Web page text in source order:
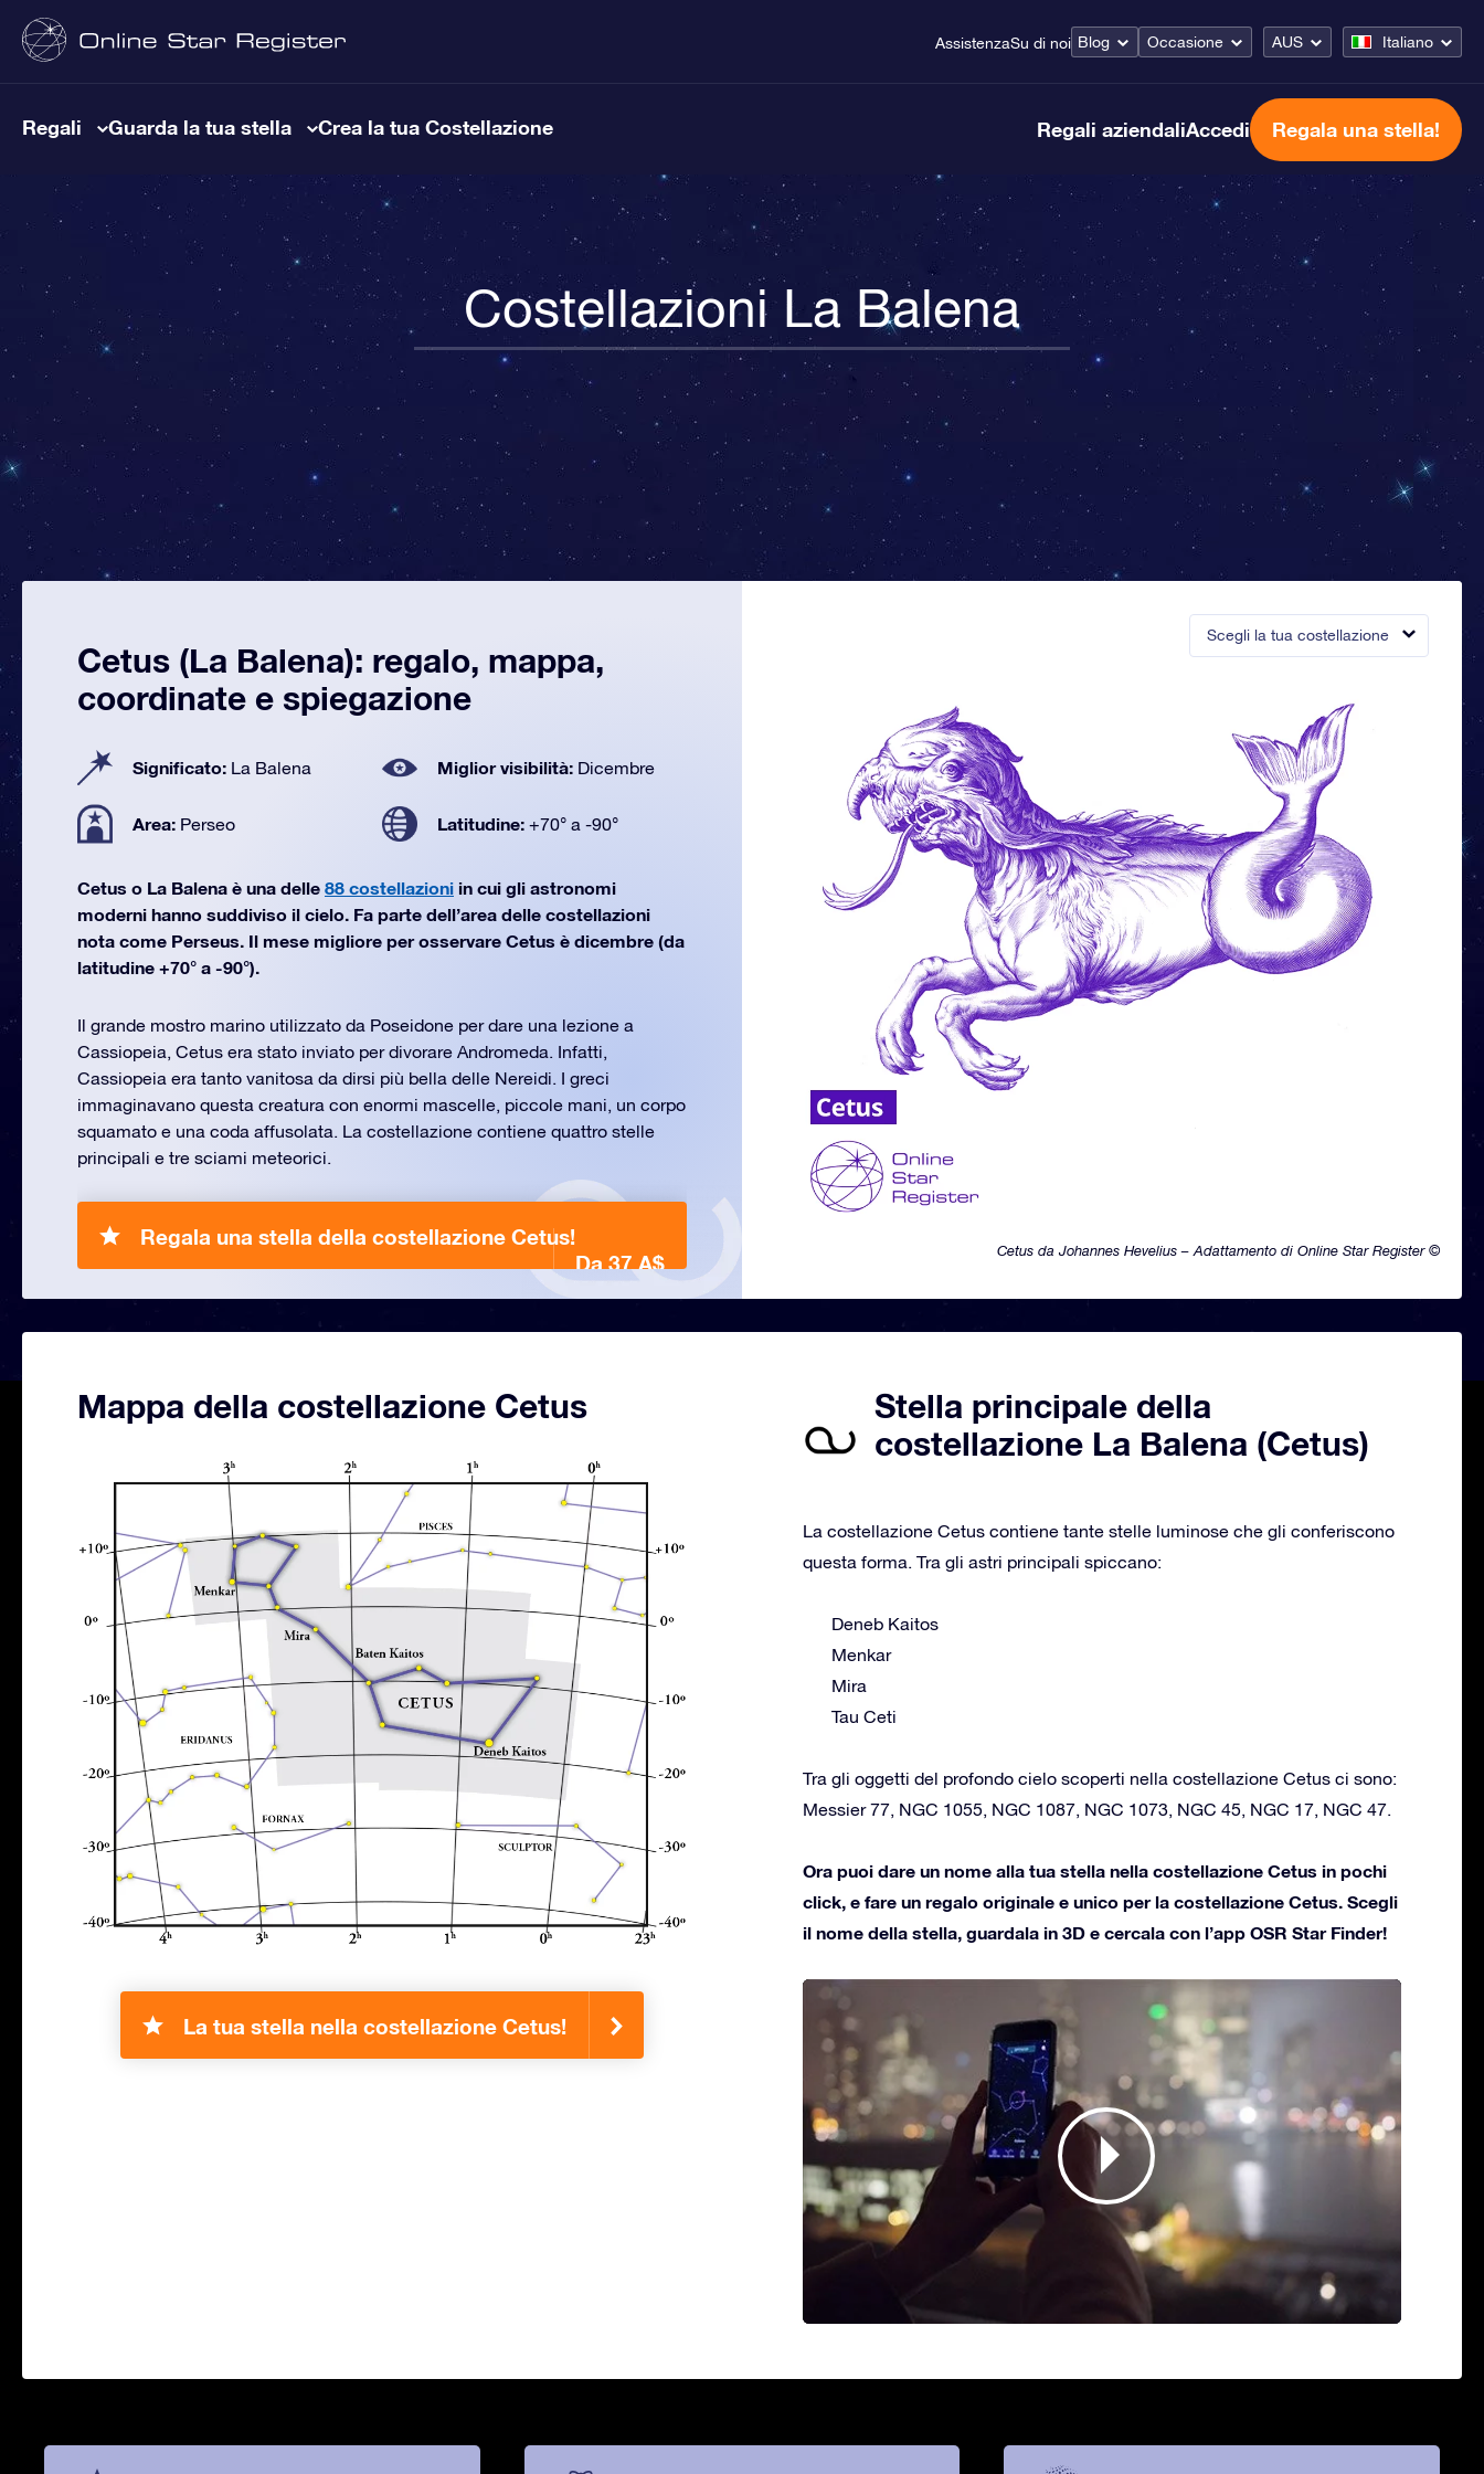
AssistenzaSu di noi Blog Occasione AUS Italiano
Regali Guarda la tua stella Crea la tua Costellazione Regali aziendaliAccedi Regala una stella!
Costellazioni La Balena
Scegli la tua costellazione
Cetus da Johannes Hevelius – Adattamento di Online Star Register ©
Cetus (La Balena): regalo, mappa,
coordinate e spiegazione
Significato: La Balena Miglior visibilità: Dicembre
Area: Perseo Latitudine: +70° a -90°
Cetus o La Balena è una delle 88 costellazioni in cui gli astronomi
moderni hanno suddiviso il cielo. Fa parte dell’area delle costellazioni
nota come Perseus. Il mese migliore per osservare Cetus è dicembre (da
latitudine +70° a -90°).
Il grande mostro marino utilizzato da Poseidone per dare una lezione a
Cassiopeia, Cetus era stato inviato per divorare Andromeda. Infatti,
Cassiopeia era tanto vanitosa da dirsi più bella delle Nereidi. I greci
immaginavano questa creatura con enormi mascelle, piccole mani, un corpo
squamato e una coda affusolata. La costellazione contiene quattro stelle
principali e tre sciami meteorici.
Regala una stella della costellazione Cetus!
Da 37 A$
Mappa della costellazione Cetus
La tua stella nella costellazione Cetus!
Stella principale della
costellazione La Balena (Cetus)
La costellazione Cetus contiene tante stelle luminose che gli conferiscono
questa forma. Tra gli astri principali spiccano:
Deneb Kaitos
Menkar
Mira
Tau Ceti
Tra gli oggetti del profondo cielo scoperti nella costellazione Cetus ci sono:
Messier 77, NGC 1055, NGC 1087, NGC 1073, NGC 45, NGC 17, NGC 47.
Ora puoi dare un nome alla tua stella nella costellazione Cetus in pochi
click, e fare un regalo originale e unico per la costellazione Cetus. Scegli
il nome della stella, guardala in 3D e cercala con l’app OSR Star Finder!